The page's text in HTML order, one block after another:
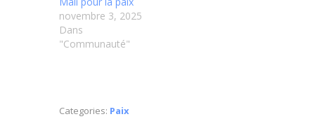
novembre 3, 2025
Dans
"Communauté"
Categories: Paix